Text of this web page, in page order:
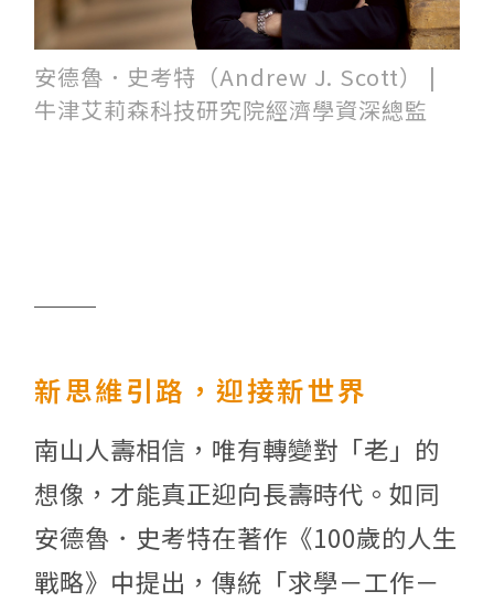
安德魯．史考特（Andrew J. Scott） |
牛津艾莉森科技研究院經濟學資深總監
新思維引路，迎接新世界
南山人壽相信，唯有轉變對「老」的
想像，才能真正迎向長壽時代。如同
安德魯．史考特在著作《100歲的人生
戰略》中提出，傳統「求學－工作－